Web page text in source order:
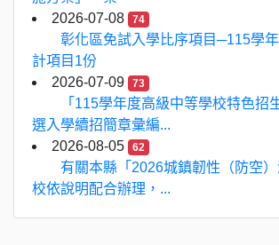
2026-07-08
74
彰化區免試入學比序項目─115學
計項目1份
2026-07-09
73
「115學年度高級中等學校特色招
選入學續招簡章彙編...
2026-08-05
62
有關本縣「2026城鎮韌性（防空
校依說明配合辦理，...